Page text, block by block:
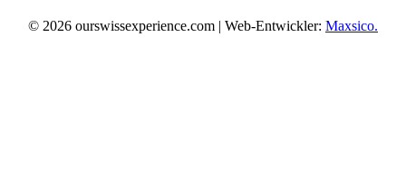
© 2026 ourswissexperience.com | Web-Entwickler: Maxsico.